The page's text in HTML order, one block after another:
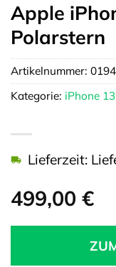
Apple
Polarstern
499,00 €
Lieferzeit:
Artikelnummer:
Kategorie: iPhone 13